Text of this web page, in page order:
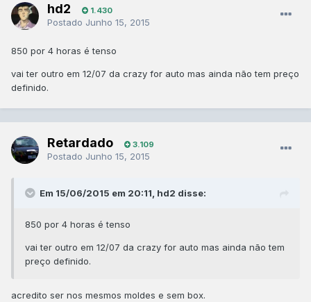
hd2 1.430
Postado Junho 15, 2015
850 por 4 horas é tenso
vai ter outro em 12/07 da crazy for auto mas ainda não tem preço
definido.
Retardado 3.109
Postado Junho 15, 2015
Em 15/06/2015 em 20:11, hd2 disse:
850 por 4 horas é tenso
vai ter outro em 12/07 da crazy for auto mas ainda não tem
preço definido.
​acredito ser nos mesmos moldes e sem box.